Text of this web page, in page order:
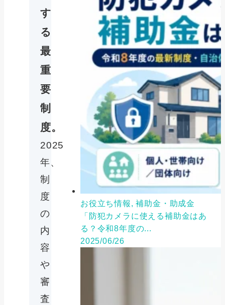
す
る
最
重
要
制
度。
2025
年、
制
度
の
内
容
や
審
査
お役立ち情報, 補助金・助成金
「防犯カメラに使える補助金はあ
る？令和8年度の...
2025/06/26